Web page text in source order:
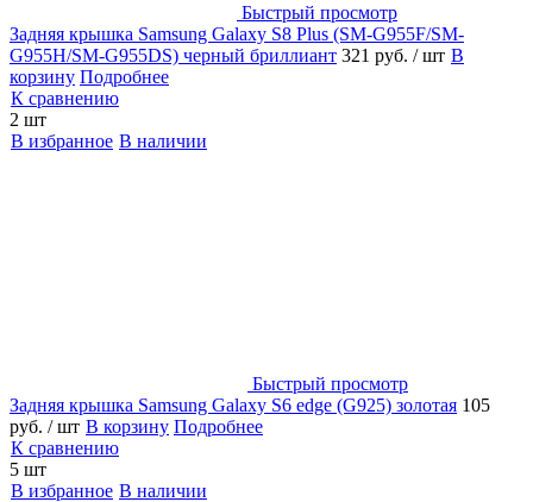
Быстрый просмотр
Задняя крышка Samsung Galaxy S8 Plus (SM-G955F/SM-
G955H/SM-G955DS) черный бриллиант 321 руб. / шт В
корзину Подробнее
К сравнению
2 шт
В избранное В наличии
Быстрый просмотр
Задняя крышка Samsung Galaxy S6 edge (G925) золотая 105
руб. / шт В корзину Подробнее
К сравнению
5 шт
В избранное В наличии